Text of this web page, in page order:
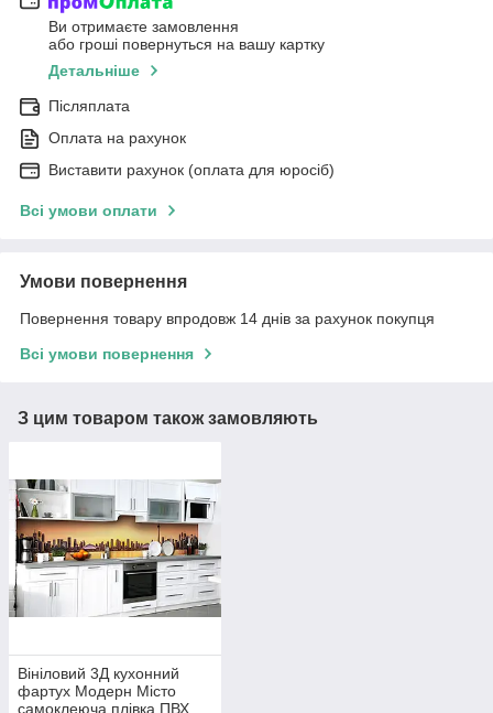
Ви отримаєте замовлення
або гроші повернуться на вашу картку
Детальніше
Післяплата
Оплата на рахунок
Виставити рахунок (оплата для юросіб)
Всі умови оплати
Умови повернення
Повернення товару впродовж 14 днів за рахунок покупця
Всі умови повернення
З цим товаром також замовляють
Вініловий 3Д кухонний
фартух Модерн Місто
самоклеюча плівка ПВХ